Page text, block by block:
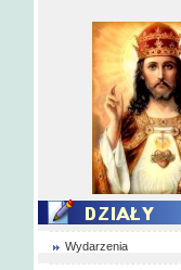
Wydarzenia